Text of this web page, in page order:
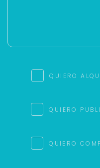
QUIERO
QUIERO
QUIERO
Buscamos